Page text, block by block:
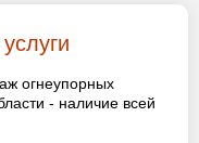
огнеупорных
- наличие всей